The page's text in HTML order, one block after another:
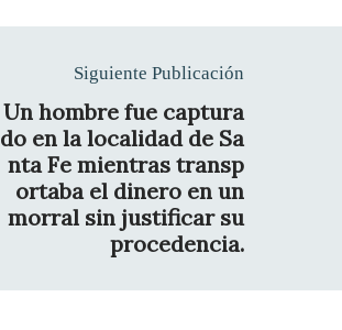
Siguiente Publicación
Un hombre fue captura
do en la localidad de Sa
nta Fe mientras transp
ortaba el dinero en un
morral sin justificar su
procedencia.